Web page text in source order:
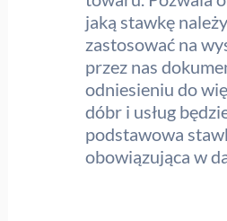
jaką stawkę należy
zastosować na
przez nas
odniesieniu do
dóbr i usług
podstawowa
obowiązująca w